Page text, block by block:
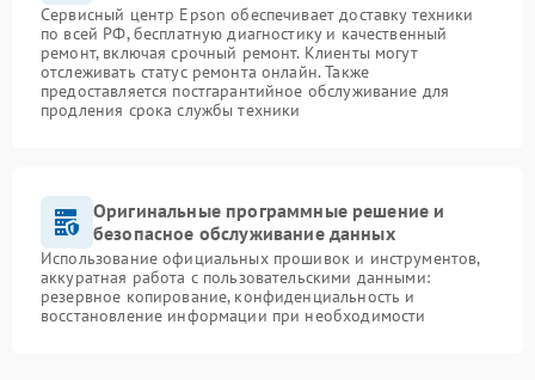
Сервисный центр Epson обеспечивает доставку техники
по всей РФ, бесплатную диагностику и качественный
ремонт, включая срочный ремонт. Клиенты могут
отслеживать статус ремонта онлайн. Также
предоставляется постгарантийное обслуживание для
продления срока службы техники
Оригинальные программные решение и
безопасное обслуживание данных
Использование официальных прошивок и инструментов,
аккуратная работа с пользовательскими данными:
резервное копирование, конфиденциальность и
восстановление информации при необходимости